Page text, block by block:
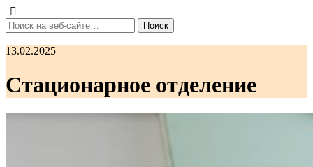
13.02.2025
Стационарное отделение